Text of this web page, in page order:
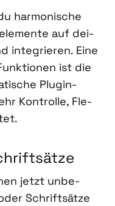
har­mo­ni­sche
auf dei­
inte­grie­ren. Eine
ist die
Plug­in-
Kon­trol­le, Fle­
jetzt unbe­
Schrift­sät­ze